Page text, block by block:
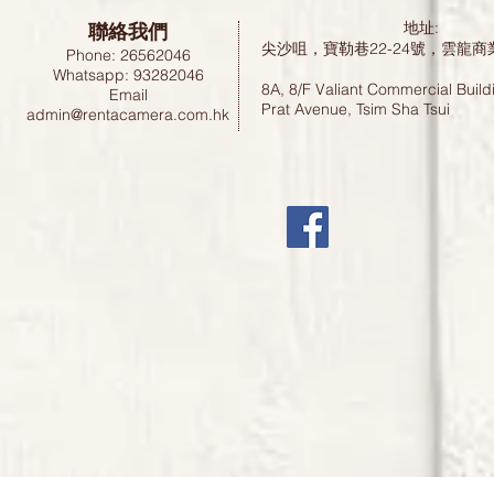
聯絡我們
Phone: 26562046
Whatsapp: 93282046
Email
admin@rentacamera.com.hk
地址:
尖沙咀，寶勒巷22-24號，雲龍
8A, 8/F Valiant Commercial
Prat Avenue, Tsim Sha Tsui